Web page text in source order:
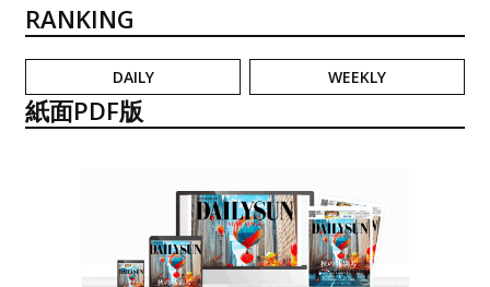
RANKING
DAILY WEEKLY
紙面PDF版